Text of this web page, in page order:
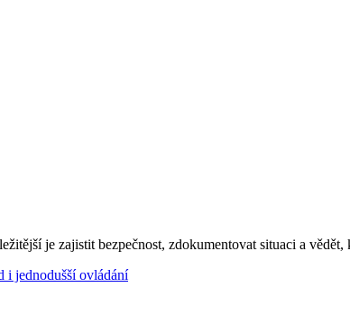
je zajistit bezpečnost, zdokumentovat situaci a vědět,